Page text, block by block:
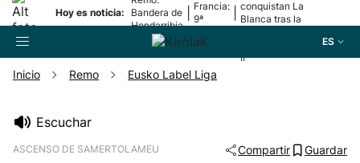
Hoy es noticia:
Bandera de
Hondarribia
Francia:
9ª
conquistan La
Blanca tras la
II
ES
Inicio Remo Eusko Label Liga
Escuchar
ASCENSO DE SAMERTOLAMEU Compartir Guardar